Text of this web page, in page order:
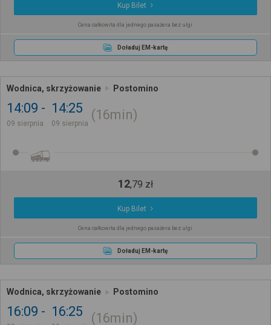
Kup Bilet
Cena całkowita dla jednego pasażera bez ulgi
Doładuj EM-kartę
Wodnica, skrzyżowanie Postomino
14:09
09 sierpnia
14:25
09 sierpnia
16min
12,79 zł
Kup Bilet
Cena całkowita dla jednego pasażera bez ulgi
Doładuj EM-kartę
Wodnica, skrzyżowanie Postomino
16:09 16:25 16min